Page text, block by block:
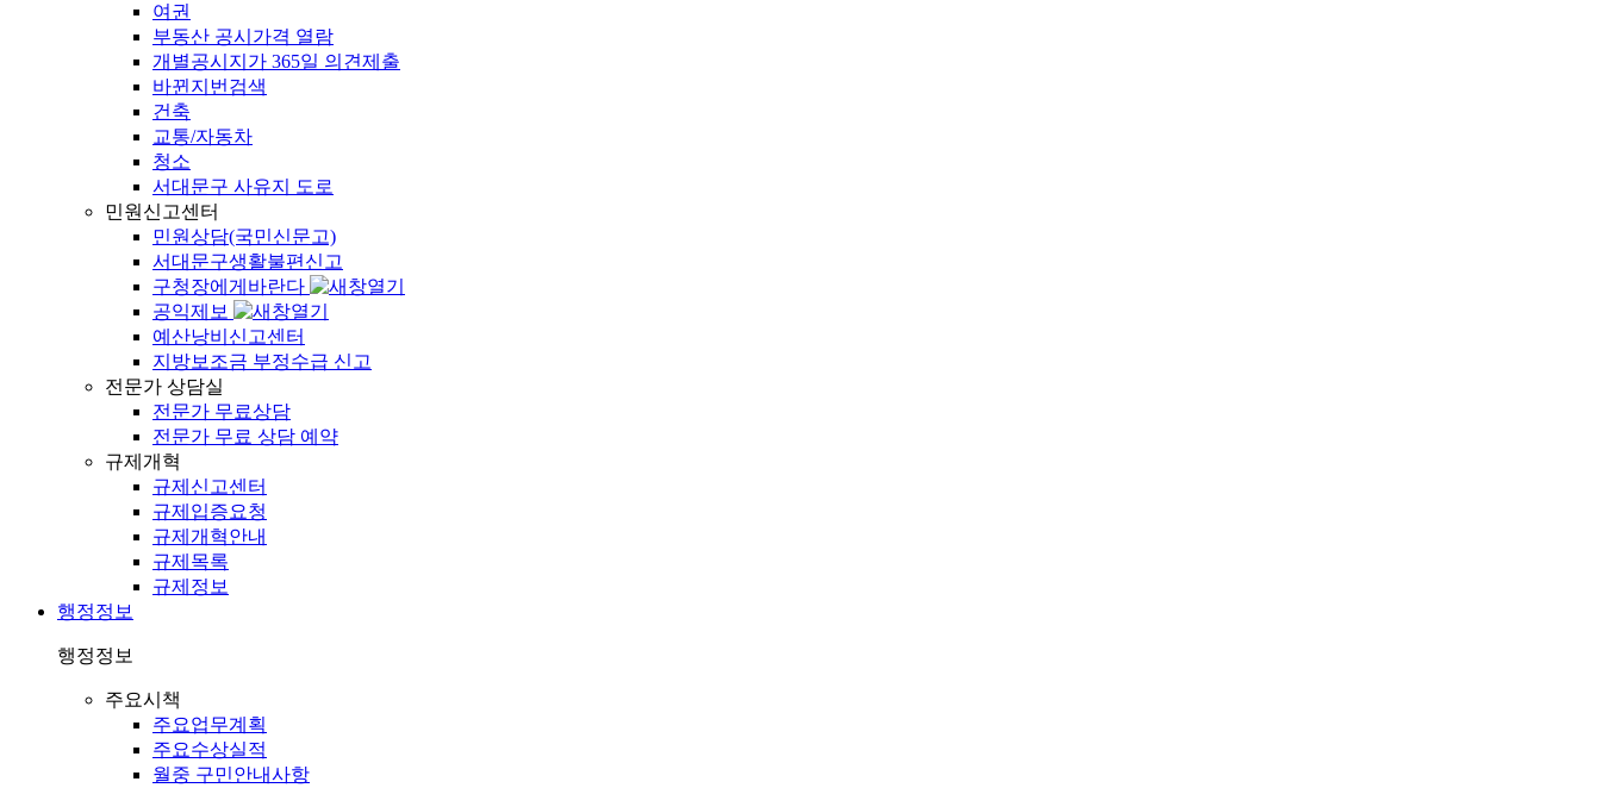
여권
부동산 공시가격 열람
개별공시지가 365일 의견제출
바뀐지번검색
건축
교통/자동차
청소
서대문구 사유지 도로
민원신고센터
민원상담(국민신문고)
서대문구생활불편신고
구청장에게바란다
공익제보
예산낭비신고센터
지방보조금 부정수급 신고
전문가 상담실
전문가 무료상담
전문가 무료 상담 예약
규제개혁
규제신고센터
규제입증요청
규제개혁안내
규제목록
규제정보
행정정보
행정정보
주요시책
주요업무계획
주요수상실적
월중 구민안내사항